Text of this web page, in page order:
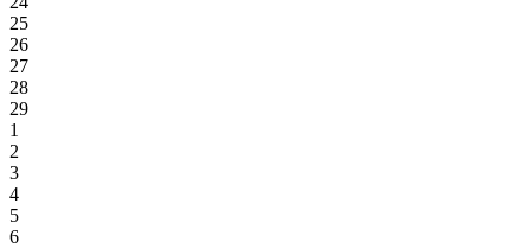
25
26
27
28
29
1
2
3
4
5
6